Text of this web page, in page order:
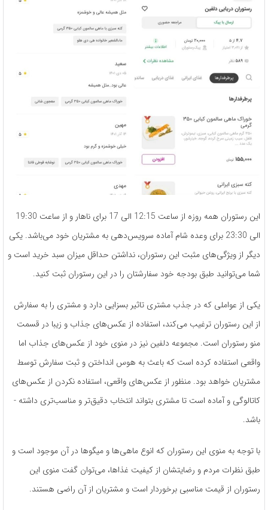
این رستوران همه روزه از ساعت 12:15 الی 17 برای ناهار و از ساعت 19:30
الی 23:30 برای وعده­ شام آماده­ سرویس­‌دهی به مشتریان خود می‌­باشد. یکی
دیگر از ویژگی‌های مثبت این رستوران، نداشتن حداقل میزان سبد خرید است و
شما می­‌توانید طبق بودجه­ خود سفارشتان را در این رستوران ثبت کنید.
یکی از عواملی که در جذب مشتری تاثیر بسزایی دارد و مشتری را به سفارش
از این رستوران ترغیب می­‌کند، استفاده از عکس­‌های جذاب و زیبا در قسمت
منو رستوران است. مجموعه­ دلفین نیز در منوی خود از عکس‌های جذاب اما
واقعی استفاده کرده‌ است که باعث به هوس انداختن و ثبت سفارش توسط
مشتریان خواهد بود. منظور از عکس‌­های واقعی، استفاده نکردن از عکس‌­های
کاتالوگی و آماده است تا مشتری بتواند انتخاب دقیق­‌تر و مناسب­‌تری داشته ­
باشد.
با توجه به منوی این رستوران که انوع ماهی­‌ها و میگوها در آن موجود است و
طبق نظرات مردم و رضایتشان از کیفیت غذاها، می­‌توان گفت منوی این
رستوران از قیمت مناسبی برخوردار است و مشتریان از آن راضی هستند.